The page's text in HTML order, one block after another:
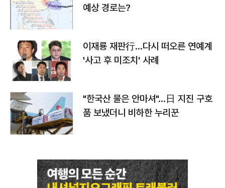
예상 경로는?
이재룡 재판行…다시 떠오른 연예계
'사고 후 미조치' 사례
"한국산 물은 안마셔"…日 지진 구호
품 보냈더니 비하한 누리꾼